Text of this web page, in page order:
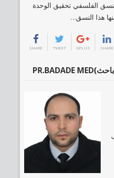
الفلسفي تحقيق الوحدة
هذا النسق…
SHARE TWEET GPLUS SHARE